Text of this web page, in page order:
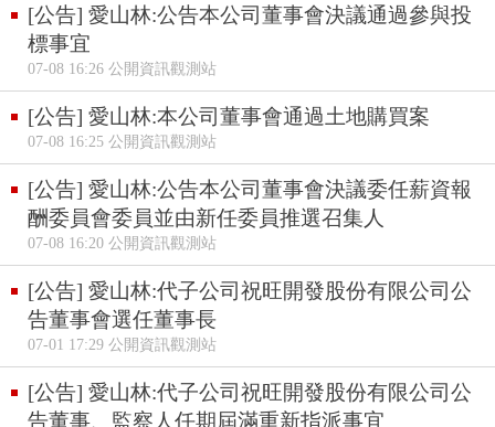
[公告] 愛山林:公告本公司董事會決議通過參與投
標事宜
07-08 16:26 公開資訊觀測站
[公告] 愛山林:本公司董事會通過土地購買案
07-08 16:25 公開資訊觀測站
[公告] 愛山林:公告本公司董事會決議委任薪資報
酬委員會委員並由新任委員推選召集人
07-08 16:20 公開資訊觀測站
[公告] 愛山林:代子公司祝旺開發股份有限公司公
告董事會選任董事長
07-01 17:29 公開資訊觀測站
[公告] 愛山林:代子公司祝旺開發股份有限公司公
告董事、監察人任期屆滿重新指派事宜